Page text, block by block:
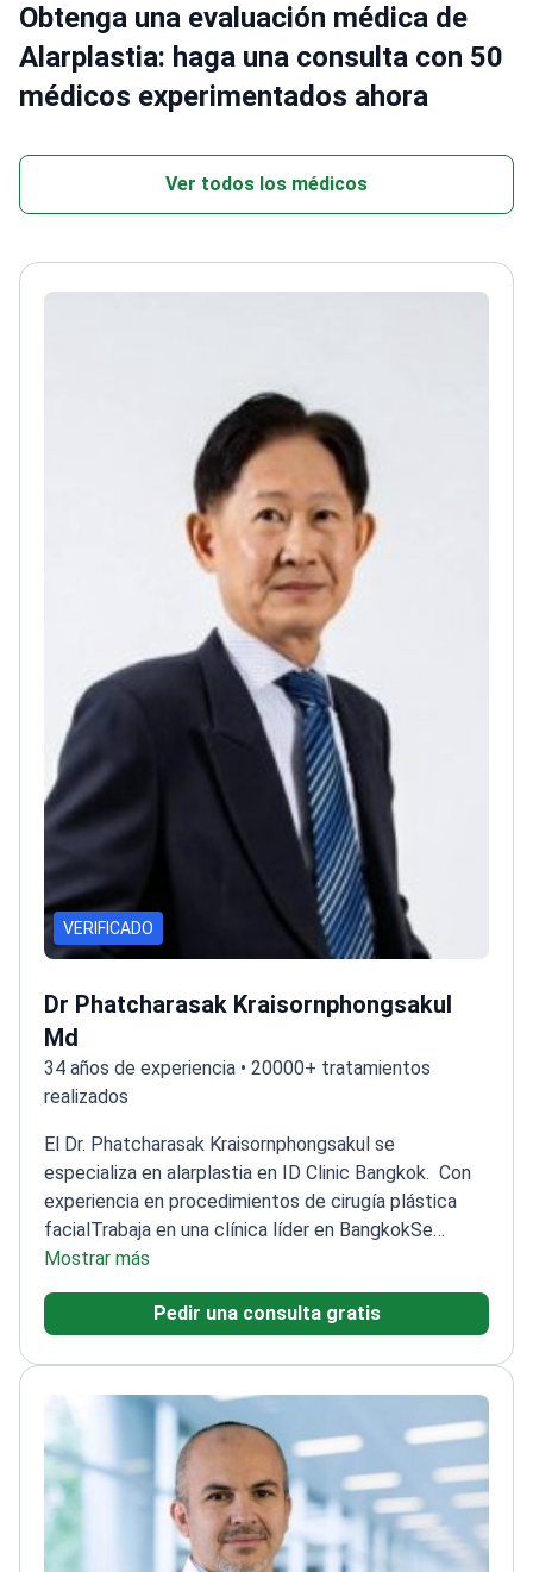
Obtenga una evaluación médica de
Alarplastia: haga una consulta con 50
médicos experimentados ahora
Ver todos los médicos
VERIFICADO
Dr Phatcharasak Kraisornphongsakul
Md
34 años de experiencia • 20000+ tratamientos
realizados
El Dr. Phatcharasak Kraisornphongsakul se
especializa en alarplastia en ID Clinic Bangkok. Con
experiencia en procedimientos de cirugía plástica
facialTrabaja en una clínica líder en BangkokSe
enfoca en resultados precisos y de aspecto natural
Mostrar más
Pedir una consulta gratis